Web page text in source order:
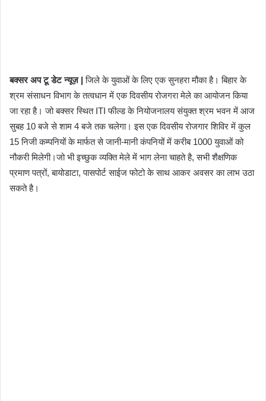
बक्सर अप टू डेट न्यूज़ | जिले के युवाओं के लिए एक सुनहरा मौका है। बिहार के
श्रम संसाधन विभाग के तत्वधान में एक दिवसीय रोजगरा मेले का आयोजन किया
जा रहा है। जो बक्सर स्थित ITI फील्ड के नियोजनालय संयुक्त श्रम भवन में आज
सुबह 10 बजे से शाम 4 बजे तक चलेगा। इस एक दिवसीय रोजगार शिविर में कुल
15 निजी कम्पनियों के मार्फत से जानी-मानी कंपनियों में करीब 1000 युवाओं को
नौकरी मिलेगी।जो भी इच्छुक व्यक्ति मेले में भाग लेना चाहते है, सभी शैक्षणिक
प्रमाण पत्रों, बायोडाटा, पासपोर्ट साईज फोटो के साथ आकर अवसर का लाभ उठा
सकते है।